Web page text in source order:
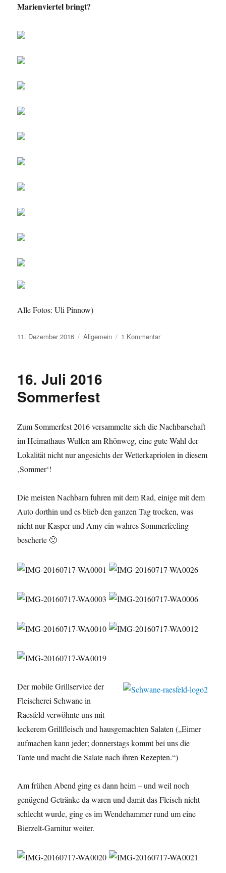
Marienviertel bringt?
Alle Fotos: Uli Pinnow)
Veröffentlicht
11. Dezember 2016 Kategorien
Allgemein 1 Kommentarzu
16. Juli 2016
Sommerfest
Zum Sommerfest 2016 versammelte sich die Nachbarschaft
im Heimathaus Wulfen am Rhönweg, eine gute Wahl der
Lokalität nicht nur angesichts der Wetterkapriolen in diesem
‚Sommer‘!
Die meisten Nachbarn fuhren mit dem Rad, einige mit dem
Auto dorthin und es blieb den ganzen Tag trocken, was
nicht nur Kasper und Amy ein wahres Sommerfeeling
bescherte 🙂
Der mobile Grillservice der
Fleischerei Schwane in
Raesfeld verwöhnte uns mit
leckerem Grillfleisch und hausgemachten Salaten („Eimer
aufmachen kann jeder; donnerstags kommt bei uns die
Tante und macht die Salate nach ihren Rezepten.“)
Am frühen Abend ging es dann heim – und weil noch
genügend Getränke da waren und damit das Fleisch nicht
schlecht wurde, ging es im Wendehammer rund um eine
Bierzelt-Garnitur weiter.